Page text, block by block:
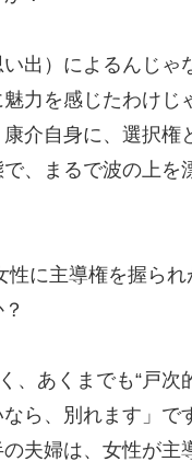
出）によるんじゃ
力を感じたわけじ
介自身に、選択
、まるで波の上を
に主導権を握られ
、あくまでも“戸
ら、別れます」で
夫婦は、女性が